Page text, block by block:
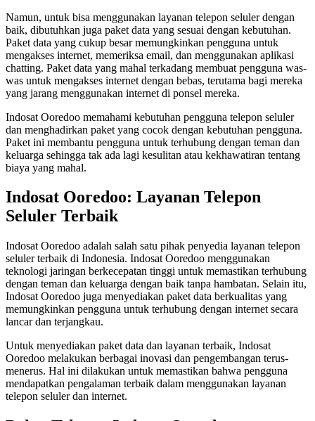
Namun, untuk bisa menggunakan layanan telepon seluler dengan
baik, dibutuhkan juga paket data yang sesuai dengan kebutuhan.
Paket data yang cukup besar memungkinkan pengguna untuk
mengakses internet, memeriksa email, dan menggunakan aplikasi
chatting. Paket data yang mahal terkadang membuat pengguna was-
was untuk mengakses internet dengan bebas, terutama bagi mereka
yang jarang menggunakan internet di ponsel mereka.
Indosat Ooredoo memahami kebutuhan pengguna telepon seluler
dan menghadirkan paket yang cocok dengan kebutuhan pengguna.
Paket ini membantu pengguna untuk terhubung dengan teman dan
keluarga sehingga tak ada lagi kesulitan atau kekhawatiran tentang
biaya yang mahal.
Indosat Ooredoo: Layanan Telepon
Seluler Terbaik
Indosat Ooredoo adalah salah satu pihak penyedia layanan telepon
seluler terbaik di Indonesia. Indosat Ooredoo menggunakan
teknologi jaringan berkecepatan tinggi untuk memastikan terhubung
dengan teman dan keluarga dengan baik tanpa hambatan. Selain itu,
Indosat Ooredoo juga menyediakan paket data berkualitas yang
memungkinkan pengguna untuk terhubung dengan internet secara
lancar dan terjangkau.
Untuk menyediakan paket data dan layanan terbaik, Indosat
Ooredoo melakukan berbagai inovasi dan pengembangan terus-
menerus. Hal ini dilakukan untuk memastikan bahwa pengguna
mendapatkan pengalaman terbaik dalam menggunakan layanan
telepon seluler dan internet.